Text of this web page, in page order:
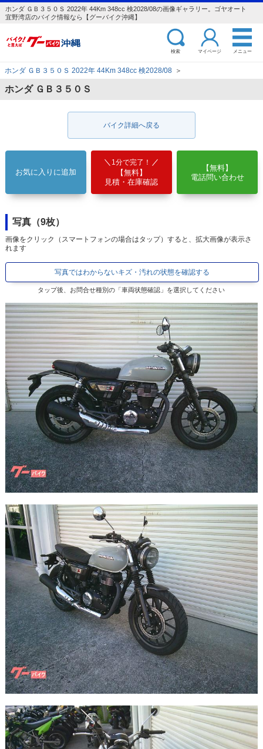
ホンダ ＧＢ３５０Ｓ 2022年 44Km 348cc 検2028/08の画像ギャラリー。ゴヤオート
宜野湾店のバイク情報なら【グーバイク沖縄】
検索 マイページ メニュー
ホンダ ＧＢ３５０Ｓ 2022年 44Km 348cc 検2028/08 ＞
ホンダ ＧＢ３５０Ｓ
バイク詳細へ戻る
お気に入りに追加
1分で完了！
【無料】
見積・在庫確認
【無料】
電話問い合わせ
写真（9枚）
画像をクリック（スマートフォンの場合はタップ）すると、拡大画像が表示さ
れます
写真ではわからないキズ・汚れの状態を確認する
タップ後、お問合せ種別の「車両状態確認」を選択してください